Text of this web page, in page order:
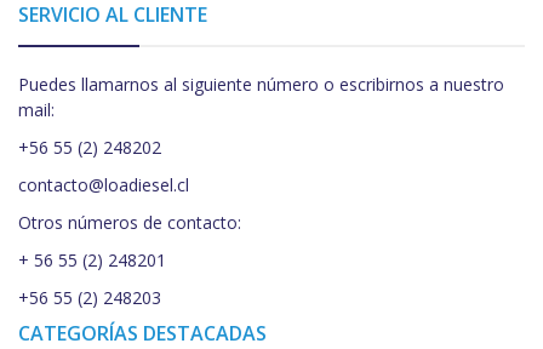
SERVICIO AL CLIENTE
Puedes llamarnos al siguiente número o escribirnos a nuestro
mail:
+56 55 (2) 248202
contacto@loadiesel.cl
Otros números de contacto:
+ 56 55 (2) 248201
+56 55 (2) 248203
CATEGORÍAS DESTACADAS